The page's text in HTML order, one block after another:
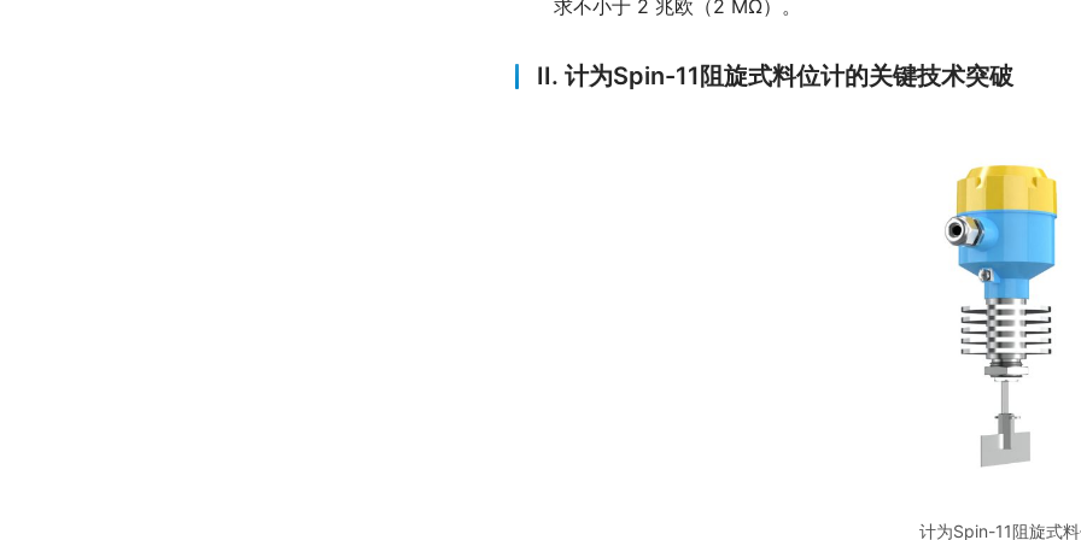
求不小于 2 兆欧（2 MΩ）。
II. 计为Spin-11阻旋式料位计的关键技术突破
计为Spin-11阻旋式